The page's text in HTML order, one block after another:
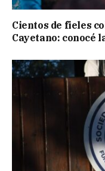
Cientos de fieles
Cayetano: conocé